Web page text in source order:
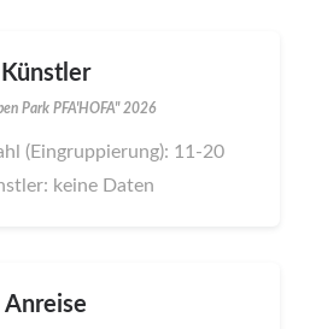
Künstler
Park PFA'HOFA" 2026
(Eingruppierung): 11-20
keine Daten
Anreise